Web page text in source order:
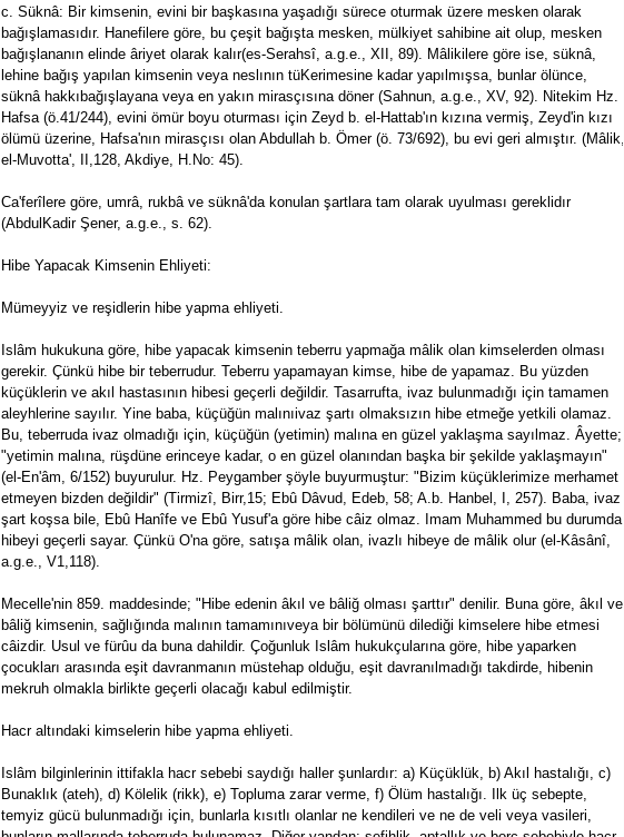
c. Süknâ: Bir kimsenin, evini bir başkasına yaşadığı sürece oturmak üzere mesken olarak
bağışlamasıdır. Hanefilere göre, bu çeşit bağışta mesken, mülkiyet sahibine ait olup, mesken
bağışlananın elinde âriyet olarak kalır(es-Serahsî, a.g.e., XII, 89). Mâlikilere göre ise, süknâ,
lehine bağış yapılan kimsenin veya neslının tüKerimesine kadar yapılmışsa, bunlar ölünce,
süknâ hakkıbağışlayana veya en yakın mirasçısına döner (Sahnun, a.g.e., XV, 92). Nitekim Hz.
Hafsa (ö.41/244), evini ömür boyu oturması için Zeyd b. el-Hattab'ın kızına vermiş, Zeyd'in kızı
ölümü üzerine, Hafsa'nın mirasçısı olan Abdullah b. Ömer (ö. 73/692), bu evi geri almıştır. (Mâlik,
el-Muvotta', II,128, Akdiye, H.No: 45).
Ca'ferîlere göre, umrâ, rukbâ ve süknâ'da konulan şartlara tam olarak uyulması gereklidır
(AbdulKadir Şener, a.g.e., s. 62).
Hibe Yapacak Kimsenin Ehliyeti:
Mümeyyiz ve reşidlerin hibe yapma ehliyeti.
Islâm hukukuna göre, hibe yapacak kimsenin teberru yapmağa mâlik olan kimselerden olması
gerekir. Çünkü hibe bir teberrudur. Teberru yapamayan kimse, hibe de yapamaz. Bu yüzden
küçüklerin ve akıl hastasının hibesi geçerli değildir. Tasarrufta, ivaz bulunmadığı için tamamen
aleyhlerine sayılır. Yine baba, küçüğün malınıivaz şartı olmaksızın hibe etmeğe yetkili olamaz.
Bu, teberruda ivaz olmadığı için, küçüğün (yetimin) malına en güzel yaklaşma sayılmaz. Âyette;
"yetimin malına, rüşdüne erinceye kadar, o en güzel olanından başka bir şekilde yaklaşmayın"
(el-En'âm, 6/152) buyurulur. Hz. Peygamber şöyle buyurmuştur: "Bizim küçüklerimize merhamet
etmeyen bizden değildir" (Tirmizî, Birr,15; Ebû Dâvud, Edeb, 58; A.b. Hanbel, I, 257). Baba, ivaz
şart koşsa bile, Ebû Hanîfe ve Ebû Yusuf'a göre hibe câiz olmaz. Imam Muhammed bu durumda
hibeyi geçerli sayar. Çünkü O'na göre, satışa mâlik olan, ivazlı hibeye de mâlik olur (el-Kâsânî,
a.g.e., V1,118).
Mecelle'nin 859. maddesinde; "Hibe edenin âkıl ve bâliğ olması şarttır" denilir. Buna göre, âkıl ve
bâliğ kimsenin, sağlığında malının tamamınıveya bir bölümünü dilediği kimselere hibe etmesi
câizdir. Usul ve fürûu da buna dahildir. Çoğunluk Islâm hukukçularına göre, hibe yaparken
çocukları arasında eşit davranmanın müstehap olduğu, eşit davranılmadığı takdirde, hibenin
mekruh olmakla birlikte geçerli olacağı kabul edilmiştir.
Hacr altındaki kimselerin hibe yapma ehliyeti.
Islâm bilginlerinin ittifakla hacr sebebi saydığı haller şunlardır: a) Küçüklük, b) Akıl hastalığı, c)
Bunaklık (ateh), d) Kölelik (rikk), e) Topluma zarar verme, f) Ölüm hastalığı. Ilk üç sebepte,
temyiz gücü bulunmadığı için, bunlarla kısıtlı olanlar ne kendileri ve ne de veli veya vasileri,